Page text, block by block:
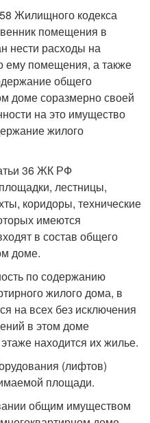
Жилищного кодекса
помещения в
нести расходы на
ему помещения, а также
общего
доме соразмерно своей
на это имущество
жилого
36 ЖК РФ
лестницы,
коридоры, технические
имеются
в состав общего
доме.
по содержанию
жилого дома, в
на всех без исключения
в этом доме
находится их жилье.
(лифтов)
площади.
общим имуществом